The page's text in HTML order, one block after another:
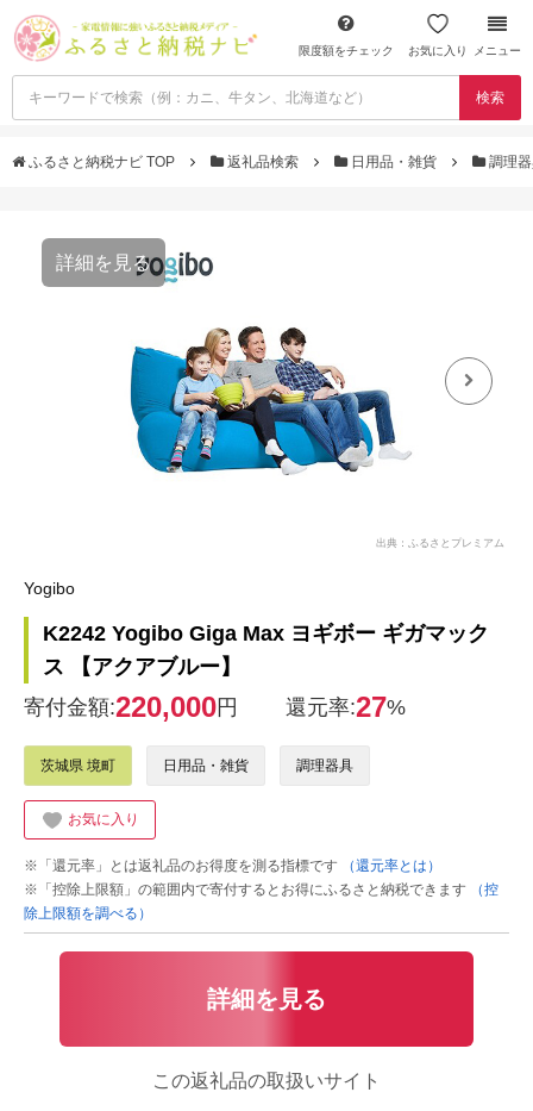
限度額をチェック お気に入り メニュー
検索
ふるさと納税ナビ TOP 返礼品検索 日用品・雑貨 調理
詳細を見る
出典：ふるさとプレミアム
Yogibo
K2242 Yogibo Giga Max ヨギボー ギガマック
ス 【アクアブルー】
寄付金額:220,000円 還元率:27%
茨城県 境町 日用品・雑貨 調理器具
お気に入り
※「還元率」とは返礼品のお得度を測る指標です
（還元率とは）
※「控除上限額」の範囲内で寄付するとお得にふるさと納税できます
（控
除上限額を調べる）
詳細を見る
この返礼品の取扱いサイト